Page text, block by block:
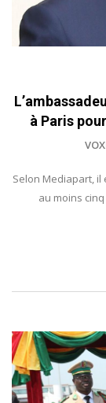
à Paris
Selon Mediapart,
au moins